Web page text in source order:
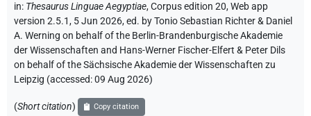
in: Thesaurus Linguae Aegyptiae,Corpus edition 20, Web app
version 2.5.1, 5 Jun 2026, ed. by Tonio Sebastian Richter & Daniel
A. Werning on behalf of the Berlin-Brandenburgische Akademie
der Wissenschaften and Hans-Werner Fischer-Elfert & Peter Dils
on behalf of the Sächsische Akademie der Wissenschaften zu
Leipzig (accessed:09 Aug 2026)
(Short citation) Copy citation